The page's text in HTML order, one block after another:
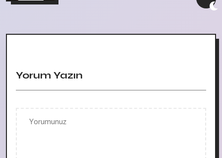
Yorum Yazın